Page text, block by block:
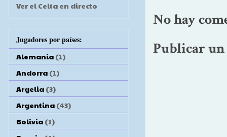
No hay
Publicar
Ver el Celta en directo
Jugadores por países:
Alemania (1)
Andorra (1)
Argelia (3)
Argentina (43)
Bolivia (1)